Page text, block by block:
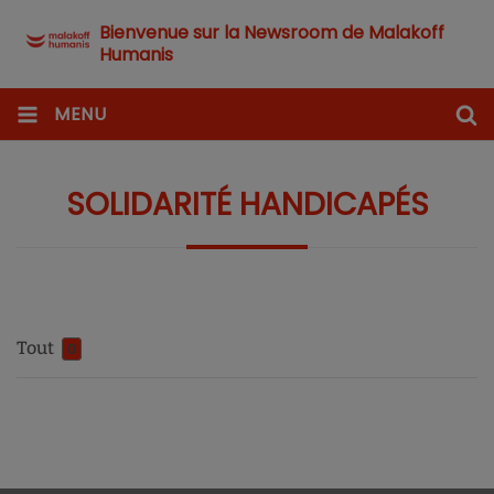
Bienvenue sur la Newsroom de Malakoff
Humanis
MENU
SOLIDARITÉ HANDICAPÉS
Tout 0